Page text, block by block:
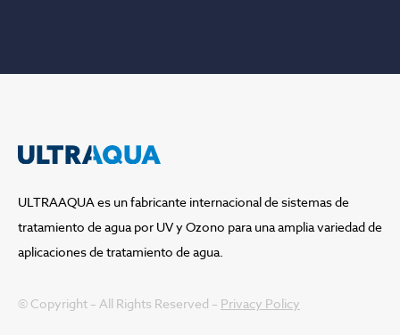
ULTRAAQUA es un fabricante internacional de sistemas de
tratamiento de agua por UV y Ozono para una amplia variedad de
aplicaciones de tratamiento de agua.
© Copyright – All Rights Reserved – Privacy Policy